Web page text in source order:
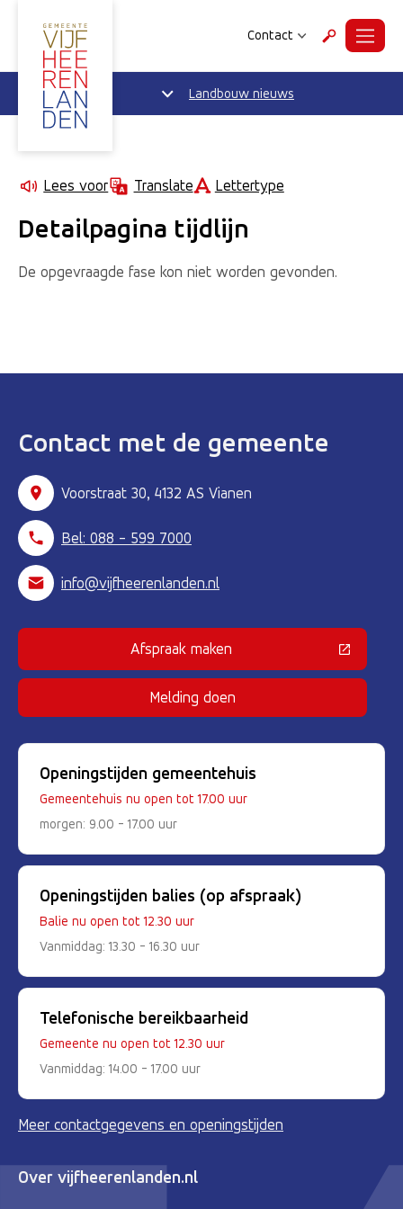
Contact ZoekenMenu
Landbouw nieuws
Lees voor Translate Lettertype
Detailpagina tijdlijn
De opgevraagde fase kon niet worden gevonden.
Contact met de gemeente
Voorstraat 30, 4132 AS Vianen
Bel: 088 - 599 7000
info@vijfheerenlanden.nl
Afspraak maken(Deze link gaat naar een externe
Melding doen
Openingstijden gemeentehuis
Gemeentehuis nu open tot 17.00 uur
morgen: 9.00 - 17.00 uur
Openingstijden balies (op afspraak)
Balie nu open tot 12.30 uur
Vanmiddag: 13.30 - 16.30 uur
Telefonische bereikbaarheid
Gemeente nu open tot 12.30 uur
Vanmiddag: 14.00 - 17.00 uur
Meer contactgegevens en openingstijden
Over vijfheerenlanden.nl